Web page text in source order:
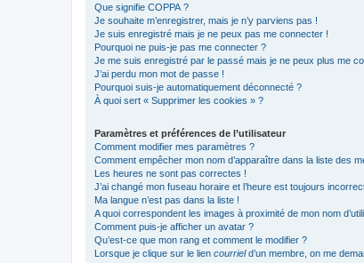
Que signifie COPPA ?
Je souhaite m’enregistrer, mais je n’y parviens pas !
Je suis enregistré mais je ne peux pas me connecter !
Pourquoi ne puis-je pas me connecter ?
Je me suis enregistré par le passé mais je ne peux plus me
J’ai perdu mon mot de passe !
Pourquoi suis-je automatiquement déconnecté ?
À quoi sert « Supprimer les cookies » ?
Paramètres et préférences de l’utilisateur
Comment modifier mes paramètres ?
Comment empêcher mon nom d’apparaître dans la liste des
Les heures ne sont pas correctes !
J’ai changé mon fuseau horaire et l’heure est toujours
Ma langue n’est pas dans la liste !
A quoi correspondent les images à proximité de mon nom
Comment puis-je afficher un avatar ?
Qu’est-ce que mon rang et comment le modifier ?
Lorsque je clique sur le lien courrield’un membre, on me